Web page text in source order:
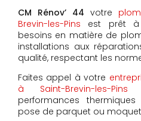
CM Rénov’ 44 votre
Brevin-les-Pins est prêt à
besoins en matière de
installations aux
qualité, respectant les
Faites appel à votre
à Saint-Brevin-les-Pins
performances
pose de parquet ou